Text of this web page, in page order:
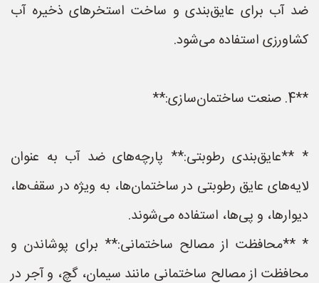
ضد آب برای عایق‌بندی و ساخت استخرهای ذخیره آب
کشاورزی استفاده می‌شود.
**4. صنعت ساختمان‌سازی:**
* **عایق‌بندی رطوبتی:** پارچه‌های ضد آب به عنوان
لایه‌های عایق رطوبتی در ساختمان‌ها، به ویژه در سقف‌ها،
دیوارها، و پی‌ها، استفاده می‌شوند.
* **محافظت از مصالح ساختمانی:** برای پوشاندن و
محافظت از مصالح ساختمانی مانند سیمان، گچ، و آجر در